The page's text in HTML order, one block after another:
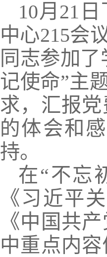
10月21
中心215会
同志参加
记使命”主
求，汇报
的体会和
持。
在“不忘
《习近平
《中国共
中重点内